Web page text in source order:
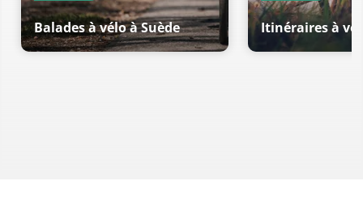
Balades à vélo à Suède Itinéraires à